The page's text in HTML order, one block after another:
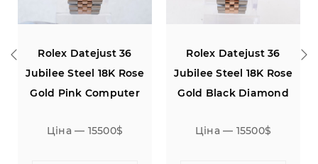
Rolex Datejust 36
Jubilee Steel 18K Rose
Gold Pink Computer
Ціна — 15500$
Rolex Datejust 36
Jubilee Steel 18K Rose
Gold Black Diamond
Ціна — 15500$